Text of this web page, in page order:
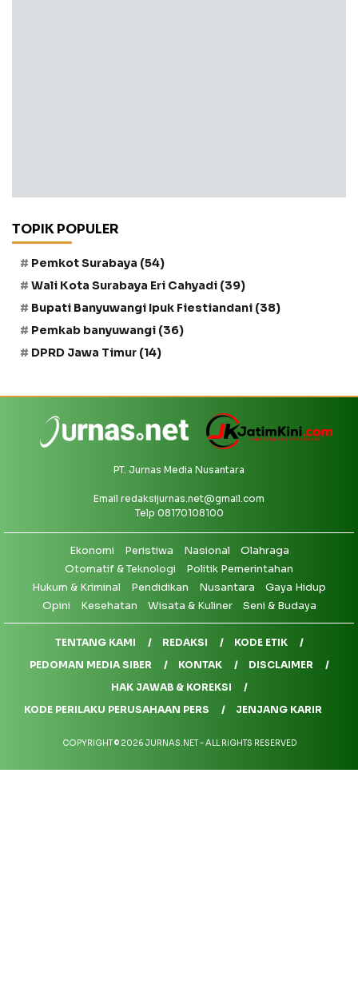
TOPIK POPULER
Pemkot Surabaya (54)
Wali Kota Surabaya Eri Cahyadi (39)
Bupati Banyuwangi Ipuk Fiestiandani (38)
Pemkab banyuwangi (36)
DPRD Jawa Timur (14)
PT. Jurnas Media Nusantara
Email redaksijurnas.net@gmail.com
Telp 08170108100
Ekonomi Peristiwa Nasional
Olahraga
Otomatif & Teknologi
Politik Pemerintahan
Hukum & Kriminal
Pendidikan Nusantara
Gaya Hidup
Opini
Kesehatan Wisata & Kuliner Seni & Budaya
TENTANG KAMI REDAKSI
KODE ETIK
PEDOMAN MEDIA SIBER
KONTAK
DISCLAIMER
HAK JAWAB & KOREKSI
KODE PERILAKU PERUSAHAAN PERS
JENJANG KARIR
COPYRIGHT © 2026 JURNAS.NET - ALL RIGHTS RESERVED